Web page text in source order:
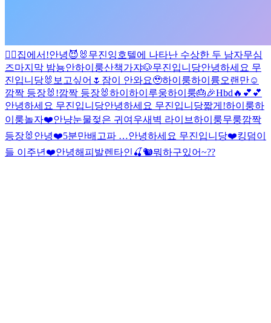
✌🏻집에서!안녕😈🐰 무진잉호텔에 나타난 수상한 두 남자무심
즈마지막 밤뇽안하이룽산책가쟈🐶무진입니당안녕하세요 무
진입니당🐰 보고싶어🌷 잠이 안와요🥹하이룽하이륭오랜만☺️
깜짝 등장🐰!깜짝 등장🐰하이 하이루웅하이룽🎂🎉Hbd 🔥 💕 💕
안녕하세요 무진입니당안녕하세요 무진입니당짧게!하이룽하
이룽놀자❤️안냥눈물젖은 귀여우새벽 라이브하이룽무룽깜짝
등장🐰 안녕❤️5분만배고파 …안녕하세요 무진입니당❤️킹덤이
들 이주년❤️안녕해피발렌타인 🍒🐿뭐하구있어~??